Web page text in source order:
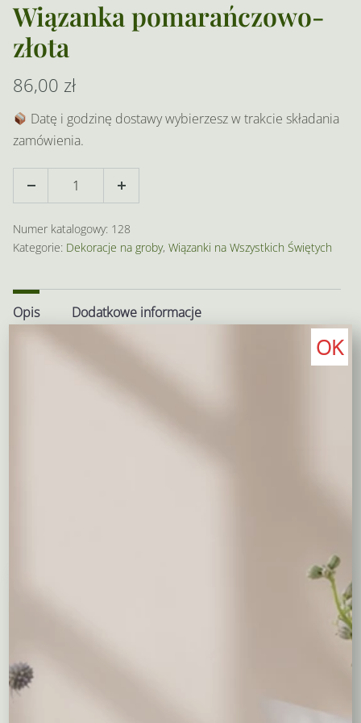
Wiązanka pomarańczowo-
złota
86,00 zł
Datę i godzinę dostawy wybierzesz w trakcie składania
zamówienia.
Decrease
ilość
Wiązanka
pomarańczowo-
złota
Increase
Numer katalogowy: 128
Kategorie: Dekoracje na groby, Wiązanki na Wszystkich Świętych
Opis Dodatkowe informacje
OK